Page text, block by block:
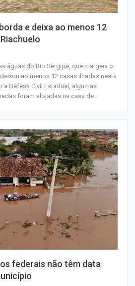
e deixa ao menos 12
águas do Rio Sergipe, que margeia o
ao menos 12 casas ilhadas nesta
a Defesa Civil Estadual, algumas
foram alojadas na casa de…
federais não têm data